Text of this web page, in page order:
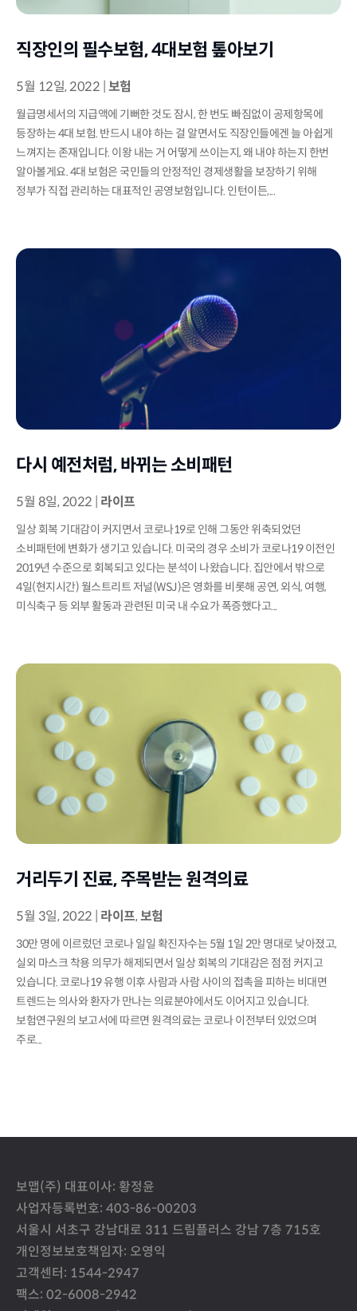
직장인의 필수보험, 4대보험 톺아보기
5월 12일, 2022 |보험
월급명세서의 지급액에 기뻐한 것도 잠시, 한 번도 빠짐없이 공제항목에
등장하는 4대 보험. 반드시 내야 하는 걸 알면서도 직장인들에겐 늘 아쉽게
느껴지는 존재입니다. 이왕 내는 거 어떻게 쓰이는지, 왜 내야 하는지 한번
알아볼게요. 4대 보험은 국민들의 안정적인 경제생활을 보장하기 위해
정부가 직접 관리하는 대표적인 공영보험입니다. 인턴이든,...
다시 예전처럼, 바뀌는 소비패턴
5월 8일, 2022 | 라이프
일상 회복 기대감이 커지면서 코로나19로 인해 그동안 위축되었던
소비패턴에 변화가 생기고 있습니다. 미국의 경우 소비가 코로나19 이전인
2019년 수준으로 회복되고 있다는 분석이 나왔습니다. 집안에서 밖으로
4일(현지시간) 월스트리트 저널(WSJ)은 영화를 비롯해 공연, 외식, 여행,
미식축구 등 외부 활동과 관련된 미국 내 수요가 폭증했다고...
거리두기 진료, 주목받는 원격의료
5월 3일, 2022 라이프,보험
30만 명에 이르렀던 코로나 일일 확진자수는 5월 1일 2만 명대로 낮아졌고,
실외 마스크 착용 의무가 해제되면서 일상 회복의 기대감은 점점 커지고
있습니다. 코로나19 유행 이후 사람과 사람 사이의 접촉을 피하는 비대면
트렌드는 의사와 환자가 만나는 의료분야에서도 이어지고 있습니다.
보험연구원의 보고서에 따르면 원격의료는 코로나 이전부터 있었으며
주로...
보맵(주) 대표이사: 황정윤
사업자등록번호: 403-86-00203
서울시 서초구 강남대로 311 드림플러스 강남 7층 715호
개인정보보호책임자: 오영익
고객센터: 1544-2947
팩스: 02-6008-2942